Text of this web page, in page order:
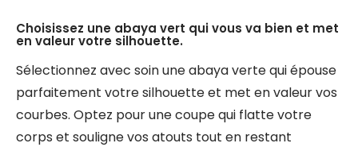
Choisissez une abaya vert qui vous va bien et met
en valeur votre silhouette.
Sélectionnez avec soin une abaya verte qui épouse
parfaitement votre silhouette et met en valeur vos
courbes. Optez pour une coupe qui flatte votre
corps et souligne vos atouts tout en restant